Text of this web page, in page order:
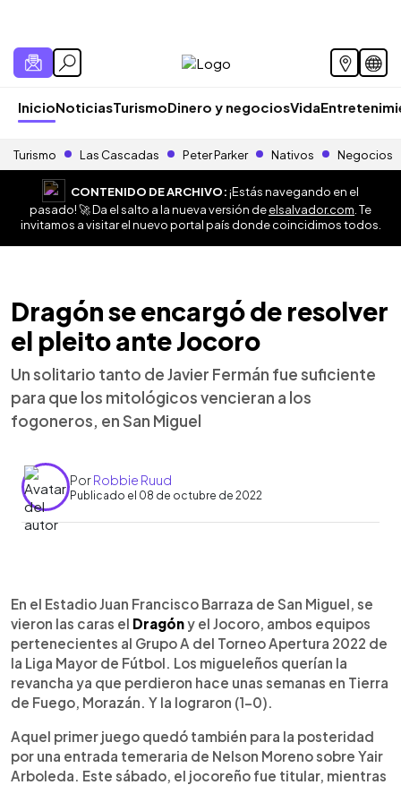
InicioNoticiasTurismoDinero y negociosVida
Turismo Las Cascadas Peter Parker Nativos Negocios
CONTENIDO DE ARCHIVO:¡Estás navegando en el
pasado! 🚀 Da el salto a la nueva versión deelsalvador.com . Te
invitamos a visitar el nuevo portal país donde coincidimos todos.
Dragón se encargó de resolver
el pleito ante Jocoro
Un solitario tanto de Javier Fermán fue suficiente
para que los mitológicos vencieran a los
fogoneros, en San Miguel
PorRobbie Ruud
Publicado el 08 de octubre de 2022
► Escuchar artículo
En el Estadio Juan Francisco Barraza de San Miguel, se
vieron las caras el Dragóny el Jocoro, ambos equipos
pertenecientes al Grupo A del Torneo Apertura 2022 de
la Liga Mayor de Fútbol. Los migueleños querían la
revancha ya que perdieron hace unas semanas en Tierra
de Fuego, Morazán. Y la lograron (1-0).
Aquel primer juego quedó también para la posteridad
por una entrada temeraria de Nelson Moreno sobre Yair
Arboleda. Este sábado, el jocoreño fue titular, mientras